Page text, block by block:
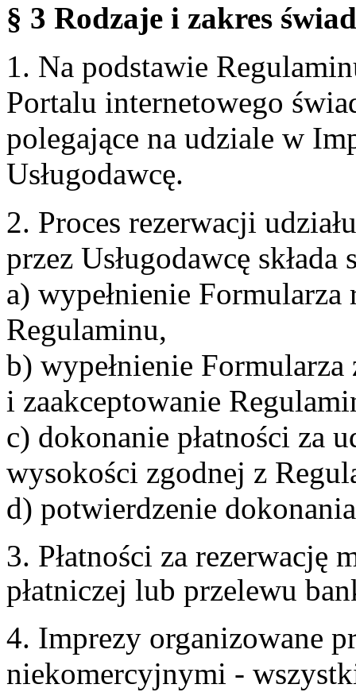
§ 3 Rodzaje i zakres
1. Na podstawie
Portalu internetowego
polegające na udziale w
Usługodawcę.
2. Proces rezerwacji
przez Usługodawcę
a) wypełnienie
Regulaminu,
b) wypełnienie Formularza
i zaakceptowanie
c) dokonanie płatności za
wysokości zgodnej z
d) potwierdzenie
3. Płatności za rezerwację
płatniczej lub przelewu
4. Imprezy organizowane
niekomercyjnymi -